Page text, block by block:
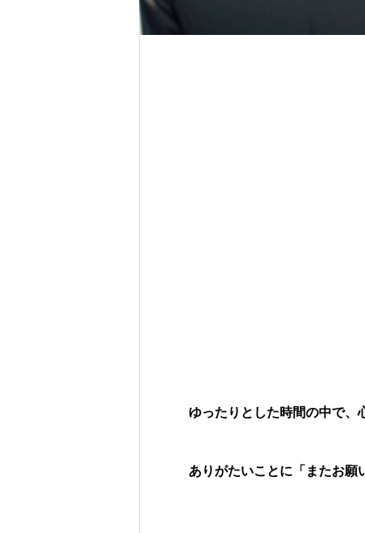
ゆったりとした時間の中で、
ありがたいことに「またお